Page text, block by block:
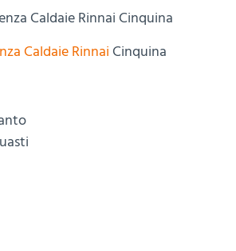
Caldaie Rinnai Cinquina